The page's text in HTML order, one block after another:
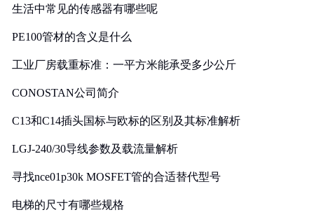
生活中常见的传感器有哪些呢
PE100管材的含义是什么
工业厂房载重标准：一平方米能承受多少公斤
CONOSTAN公司简介
C13和C14插头国标与欧标的区别及其标准解析
LGJ-240/30导线参数及载流量解析
寻找nce01p30k MOSFET管的合适替代型号
电梯的尺寸有哪些规格